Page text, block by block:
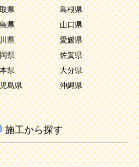
県
島根県
県
山口県
県
愛媛県
県
佐賀県
県
大分県
島県 沖縄県
施工から探す